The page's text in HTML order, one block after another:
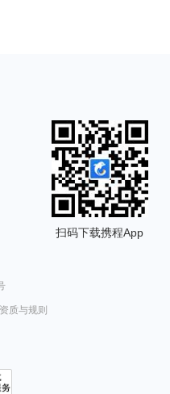
扫码下载携程App
资质与规则